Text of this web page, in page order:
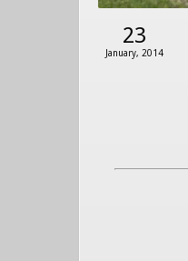
23
January, 2014